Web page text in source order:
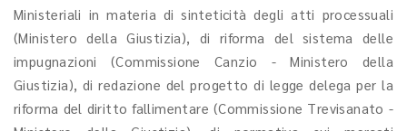
Ministeriali in materia di sinteticità degli atti processuali
(Ministero della Giustizia), di riforma del sistema delle
impugnazioni (Commissione Canzio - Ministero della
Giustizia), di redazione del progetto di legge delega per la
riforma del diritto fallimentare (Commissione Trevisanato -